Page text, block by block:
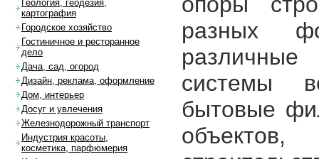
разных
различные
системы
бытовые
Геология, геодезия,
картография
Городское хозяйство
Гостиничное и ресторанное
дело
Дача, сад, огород
Дизайн, реклама, оформление
Дом, интерьер
Досуг и увлечения
Железнодорожный транспорт
Индустрия красоты,
косметика, парфюмерия